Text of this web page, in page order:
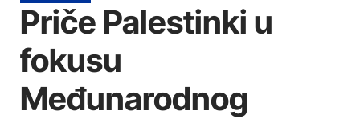
Priče Palestinki u
fokusu
Međunarodnog